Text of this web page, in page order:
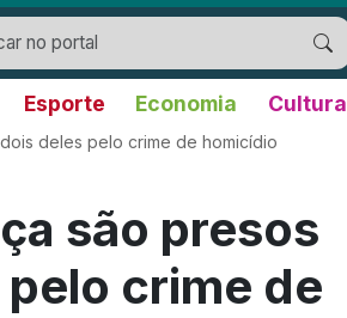
Esporte Economia Cultura
deles pelo crime de homicídio
são presos
crime de